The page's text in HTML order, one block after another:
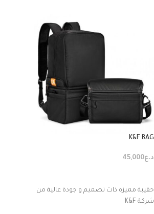
K&F BAG
د.ع45,000
حقيبة مميزة ذات تصميم و جودة عالية من
شركة K&F